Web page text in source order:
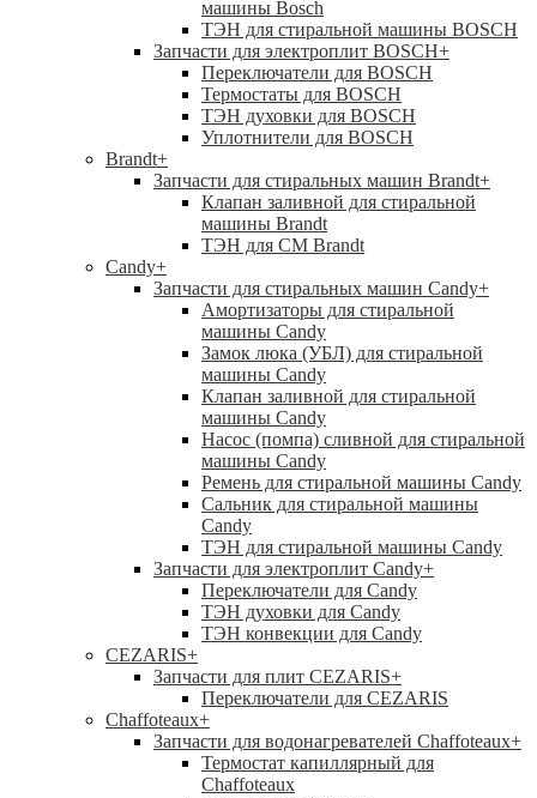
машины Bosch
ТЭН для стиральной машины BOSCH
Запчасти для электроплит BOSCH+
Переключатели для BOSCH
Термостаты для BOSCH
ТЭН духовки для BOSCH
Уплотнители для BOSCH
Brandt+
Запчасти для стиральных машин Brandt+
Клапан заливной для стиральной
машины Brandt
ТЭН для СМ Brandt
Candy+
Запчасти для стиральных машин Candy+
Амортизаторы для стиральной
машины Candy
Замок люка (УБЛ) для стиральной
машины Candy
Клапан заливной для стиральной
машины Candy
Насос (помпа) сливной для стиральной
машины Candy
Ремень для стиральной машины Candy
Сальник для стиральной машины
Candy
ТЭН для стиральной машины Candy
Запчасти для электроплит Candy+
Переключатели для Candy
ТЭН духовки для Candy
ТЭН конвекции для Candy
CEZARIS+
Запчасти для плит CEZARIS+
Переключатели для CEZARIS
Chaffoteaux+
Запчасти для водонагревателей Chaffoteaux+
Термостат капиллярный для
Chaffoteaux